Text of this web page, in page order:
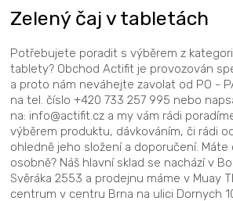
Zelený čaj v tabletách
Potřebujete poradit s výběrem z
tablety? Obchod Actifit je provozován
a proto nám neváhejte zavolat od PO -
na tel. číslo +420 733 257 995 nebo
na: info@actifit.cz a my vám rádi
výběrem produktu, dávkováním, či rádi
ohledně jeho složení a doporučení.
osobně? Náš hlavní sklad se nachází v
Svěráka 2553 a prodejnu máme v Muay
centrum v centru Brna na ulici Dornych